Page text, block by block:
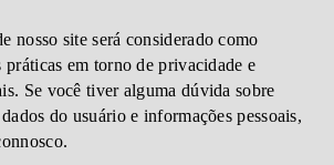
nosso site será considerado como
práticas em torno de privacidade e
Se você tiver alguma dúvida sobre
do usuário e informações pessoais,